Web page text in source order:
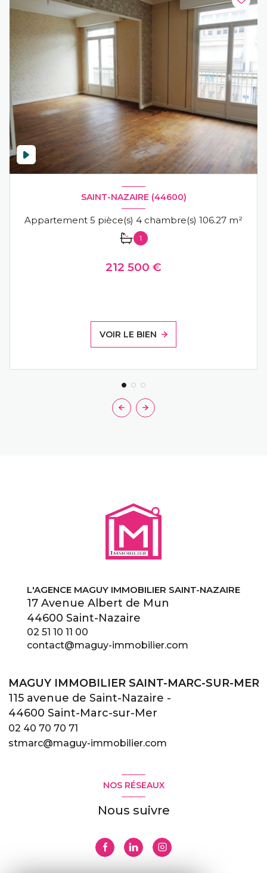
SAINT-NAZAIRE (44600)
Appartement 5 pièce(s) 4 chambre(s) 106.27 m²
1
212 500 €
VOIR LE BIEN
L'AGENCE MAGUY IMMOBILIER SAINT-NAZAIRE
17 Avenue Albert de Mun
44600 Saint-Nazaire
02 51 10 11 00
contact@maguy-immobilier.com
MAGUY IMMOBILIER SAINT-MARC-SUR-MER
115 avenue de Saint-Nazaire -
44600 Saint-Marc-sur-Mer
02 40 70 70 71
stmarc@maguy-immobilier.com
NOS RÉSEAUX
Nous suivre